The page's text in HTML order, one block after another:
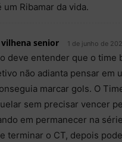
um Ribamar da vida.
senior 1 de junho de
deve entender que o
não adianta pensar em
marcar gols. O
sem precisar vencer
em permanecer na
terminar o CT, depois